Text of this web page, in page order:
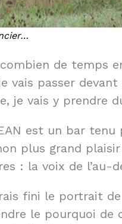
de temps
vais passer
je vais y prendre
est un bar
plus grand
: la voix de l’au-
fini le portrait
le pourquoi de